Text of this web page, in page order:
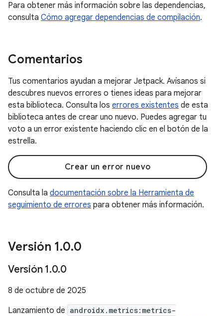
Para obtener más información sobre las dependencias,
consulta Cómo agregar dependencias de compilación.
Comentarios
Tus comentarios ayudan a mejorar Jetpack. Avísanos si
descubres nuevos errores o tienes ideas para mejorar
esta biblioteca. Consulta los errores existentes de esta
biblioteca antes de crear uno nuevo. Puedes agregar tu
voto a un error existente haciendo clic en el botón de la
estrella.
Crear un error nuevo
Consulta la documentación sobre la Herramienta de
seguimiento de errores para obtener más información.
Versión 1.0.0
Versión 1.0.0
8 de octubre de 2025
Lanzamiento de androidx.metrics:metrics-